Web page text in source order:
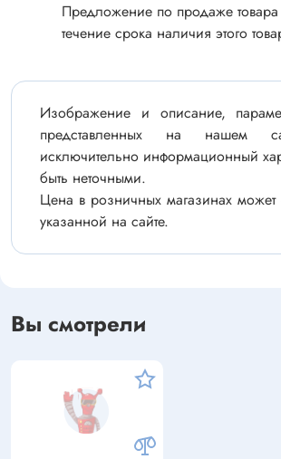
Предложение по продаже товара
течение срока наличия этого
Изображение и описание,
представленных на нашем
исключительно информационный
быть неточными.
Цена в розничных магазинах может
указанной на сайте.
Вы смотрели